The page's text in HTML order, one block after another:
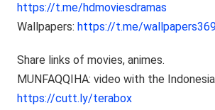
https://t.me/hdmoviesdramas
Wallpapers:https://t.me/
Share links of movies, animes.
MUNFAQQIHA: video with the
https://cutt.ly/terabox